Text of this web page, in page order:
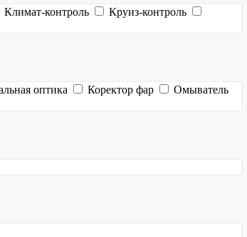
Климат-контроль
Круиз-контроль
оптика Коректор фар
Омыватель